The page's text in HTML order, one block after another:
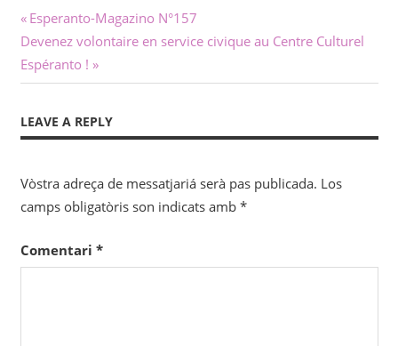
Navigacion
dels
articles
Previous
Post:
Esperanto-Magazino N°157
Next
Post:
Devenez volontaire en service civique au Centre Culturel
Espéranto !
LEAVE A REPLY
Vòstra adreça de messatjariá serà pas publicada. Los
camps obligatòris son indicats amb *
Comentari *